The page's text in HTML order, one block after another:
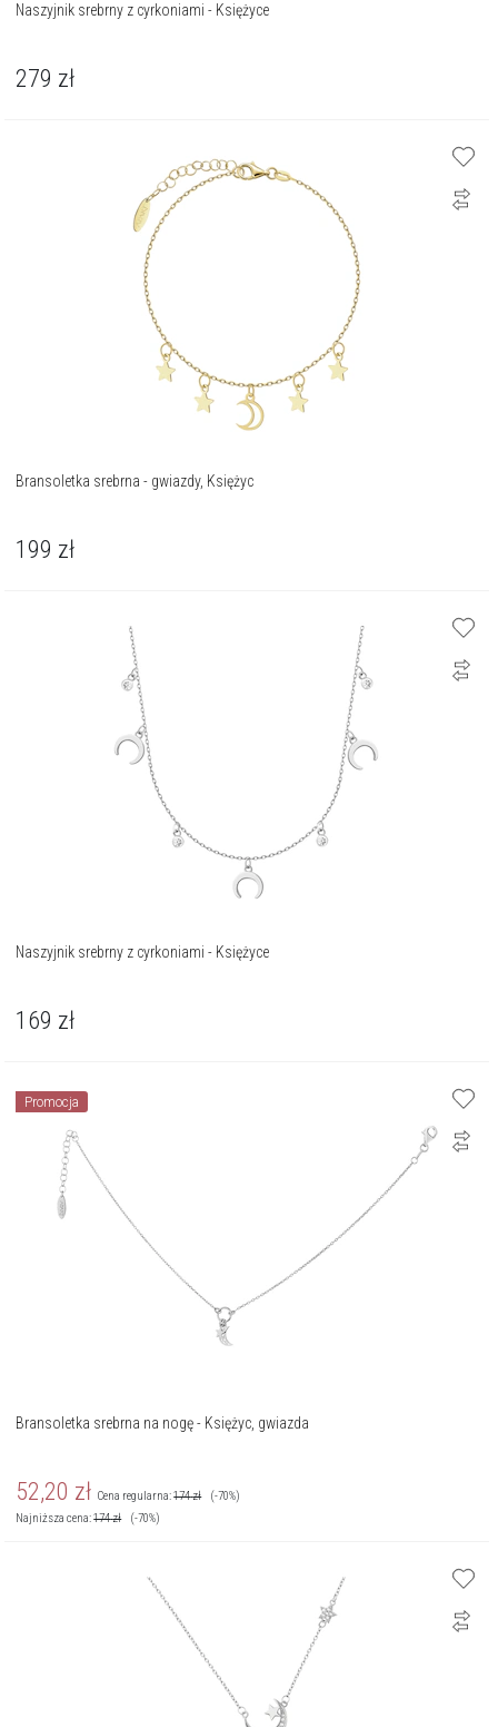
Naszyjnik srebrny z cyrkoniami - Księżyce
279 zł
Bransoletka srebrna - gwiazdy, Księżyc
199 zł
Naszyjnik srebrny z cyrkoniami - Księżyce
169 zł
Promocja
Bransoletka srebrna na nogę - Księżyc, gwiazda
52,20 zł Cena regularna:174zł
(-70%)
Najniższa cena:174zł (-70%)